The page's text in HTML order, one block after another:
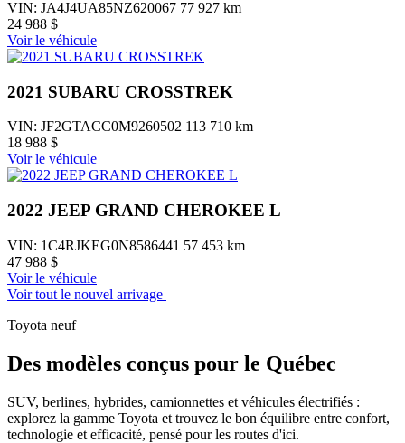
VIN: JA4J4UA85NZ620067 77 927 km
24 988 $
Voir le véhicule
2021 SUBARU CROSSTREK
VIN: JF2GTACC0M9260502 113 710 km
18 988 $
Voir le véhicule
2022 JEEP GRAND CHEROKEE L
VIN: 1C4RJKEG0N8586441 57 453 km
47 988 $
Voir le véhicule
Voir tout le nouvel arrivage
Toyota neuf
Des modèles conçus pour le Québec
SUV, berlines, hybrides, camionnettes et véhicules électrifiés :
explorez la gamme Toyota et trouvez le bon équilibre entre confort,
technologie et efficacité, pensé pour les routes d'ici.